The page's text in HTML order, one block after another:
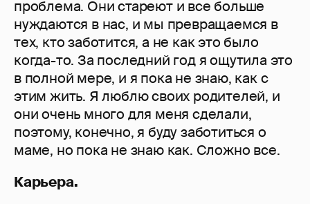
проблема. Они стареют и все больше
нуждаются в нас, и мы превращаемся в
тех, кто заботится, а не как это было
когда-то. За последний год я ощутила это
в полной мере, и я пока не знаю, как с
этим жить. Я люблю своих родителей, и
они очень много для меня сделали,
поэтому, конечно, я буду заботиться о
маме, но пока не знаю как. Сложно все.
Карьера.